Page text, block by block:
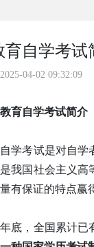
育自学考试
04-02 09:32:09
育自学考试简介
学考试是对自学
我国社会主义高
有保证的特点赢
底，全国累计已